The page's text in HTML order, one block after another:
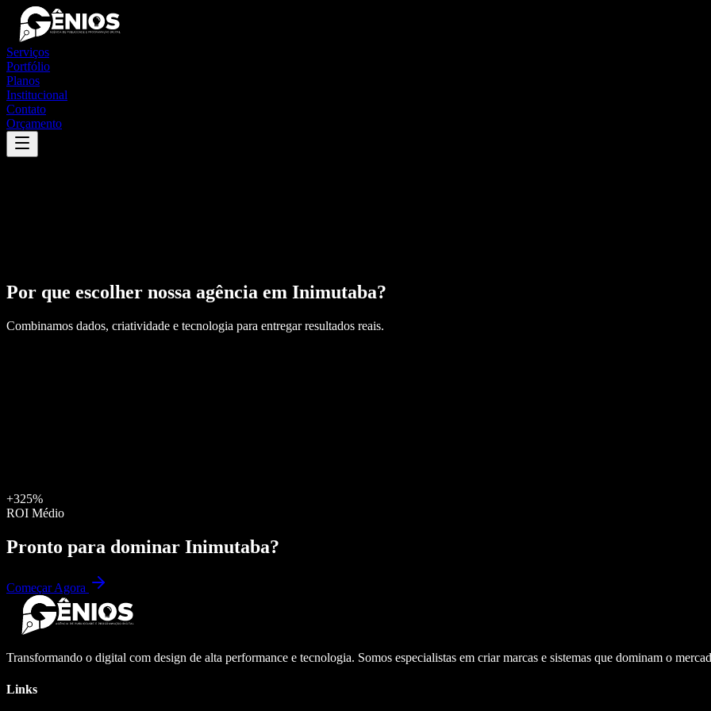
Serviços
Portfólio
Planos
Institucional
Contato
Orçamento
Por que escolher nossa agência em Inimutaba?
Combinamos dados, criatividade e tecnologia para entregar resultados reais.
+325%
ROI Médio
Pronto para dominar Inimutaba?
Começar Agora
Transformando o digital com design de alta performance e tecnologia. Somos especialistas em criar marcas e sistemas que dominam o
Links